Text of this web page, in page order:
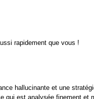
rapidement que vous !
hallucinante et une
qui est analysée finement et